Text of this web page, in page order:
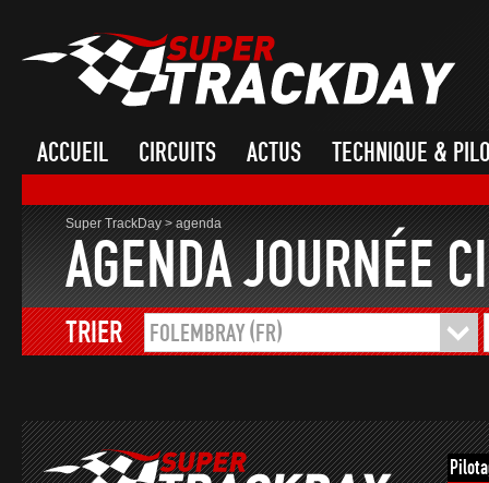
ACCUEIL CIRCUITS ACTUS TECHNIQUE &
Super TrackDay>agenda
AGENDA JOURNÉE
TRIER FOLEMBRAY (FR)